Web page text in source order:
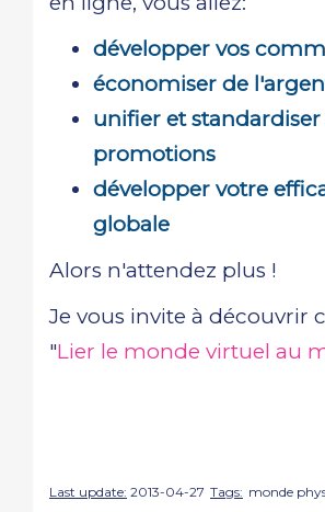
développer vos
économiser de
unifier et standardiser
promotions
développer votre
globale
Alors n'attendez plus !
Je vous invite à découvrir
"Lier le monde virtuel au
Last update: 2013-04-27 Tags: monde